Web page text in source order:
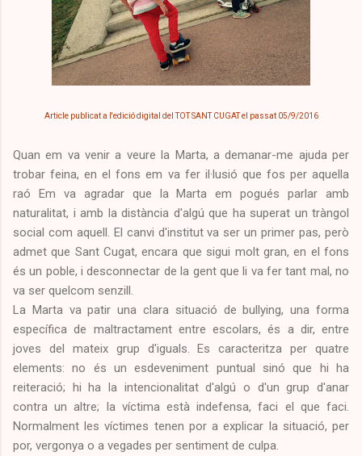
Article publicat a l'edició digital del TOT SANT CUGAT el passat 05/9/2016
Quan em va venir a veure la Marta, a demanar-me ajuda per
trobar feina, en el fons em va fer il·lusió que fos per aquella
raó Em va agradar que la Marta em pogués parlar amb
naturalitat, i amb la distància d'algú que ha superat un tràngol
social com aquell. El canvi d'institut va ser un primer pas, però
admet que Sant Cugat, encara que sigui molt gran, en el fons
és un poble, i desconnectar de la gent que li va fer tant mal, no
va ser quelcom senzill.
La Marta va patir una clara situació de bullying, una forma
específica de maltractament entre escolars, és a dir, entre
joves del mateix grup d'iguals. Es caracteritza per quatre
elements: no és un esdeveniment puntual sinó que hi ha
reiteració; hi ha la intencionalitat d'algú o d'un grup d'anar
contra un altre; la víctima està indefensa, faci el que faci.
Normalment les víctimes tenen por a explicar la situació, per
por, vergonya o a vegades per sentiment de culpa.